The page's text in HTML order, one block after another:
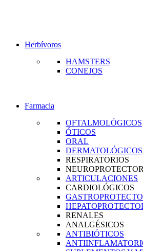
Herbívoros
HAMSTERS
CONEJOS
Farmacia
OFTALMOLÓGICOS
ÓTICOS
ORAL
DERMATOLÓGICOS
RESPIRATORIOS
ARTICULACIONES
CARDIOLÓGICOS
RENALES
ANALGÉSICOS
ANTIBIÓTICOS